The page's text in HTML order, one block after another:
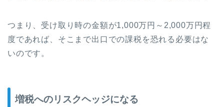
つまり、受け取り時の金額が1,000万円～2,000万円程
度であれば、そこまで出口での課税を恐れる必要はな
いのです。
増税へのリスクヘッジになる